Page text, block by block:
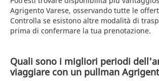
Agrigento Varese, osservando tutte le
Controlla se esistono altre modalità di
prima di confermare la tua prenotazione.
Quali sono i migliori periodi
viaggiare con un pullman